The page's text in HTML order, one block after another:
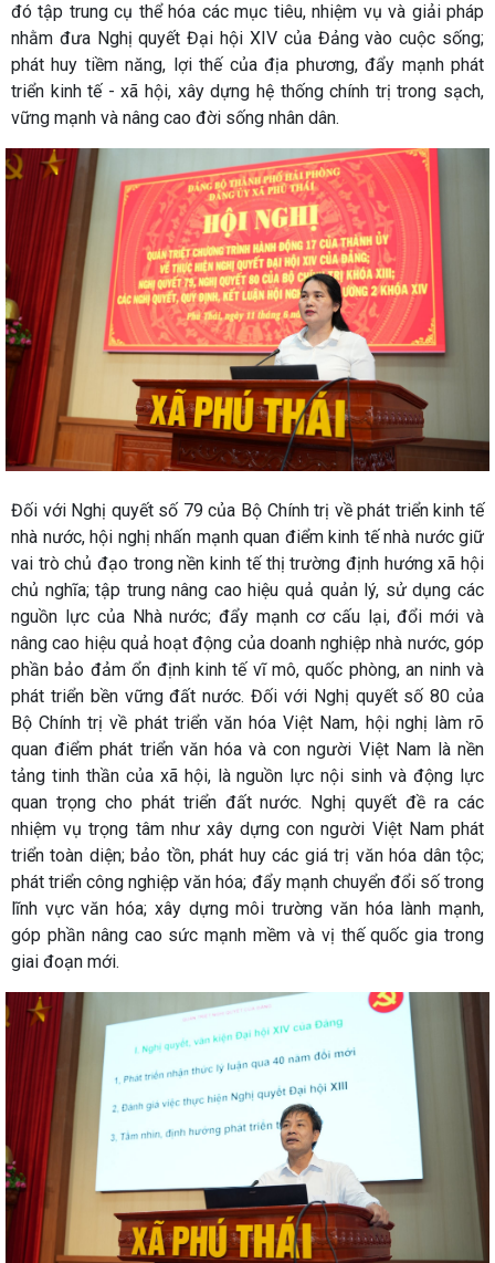
đó tập trung cụ thể hóa các mục tiêu, nhiệm vụ và giải pháp
nhằm đưa Nghị quyết Đại hội XIV của Đảng vào cuộc sống;
phát huy tiềm năng, lợi thế của địa phương, đẩy mạnh phát
triển kinh tế - xã hội, xây dựng hệ thống chính trị trong sạch,
vững mạnh và nâng cao đời sống nhân dân.
Đối với Nghị quyết số 79 của Bộ Chính trị về phát triển kinh tế
nhà nước, hội nghị nhấn mạnh quan điểm kinh tế nhà nước giữ
vai trò chủ đạo trong nền kinh tế thị trường định hướng xã hội
chủ nghĩa; tập trung nâng cao hiệu quả quản lý, sử dụng các
nguồn lực của Nhà nước; đẩy mạnh cơ cấu lại, đổi mới và
nâng cao hiệu quả hoạt động của doanh nghiệp nhà nước, góp
phần bảo đảm ổn định kinh tế vĩ mô, quốc phòng, an ninh và
phát triển bền vững đất nước. Đối với Nghị quyết số 80 của
Bộ Chính trị về phát triển văn hóa Việt Nam, hội nghị làm rõ
quan điểm phát triển văn hóa và con người Việt Nam là nền
tảng tinh thần của xã hội, là nguồn lực nội sinh và động lực
quan trọng cho phát triển đất nước. Nghị quyết đề ra các
nhiệm vụ trọng tâm như xây dựng con người Việt Nam phát
triển toàn diện; bảo tồn, phát huy các giá trị văn hóa dân tộc;
phát triển công nghiệp văn hóa; đẩy mạnh chuyển đổi số trong
lĩnh vực văn hóa; xây dựng môi trường văn hóa lành mạnh,
góp phần nâng cao sức mạnh mềm và vị thế quốc gia trong
giai đoạn mới.